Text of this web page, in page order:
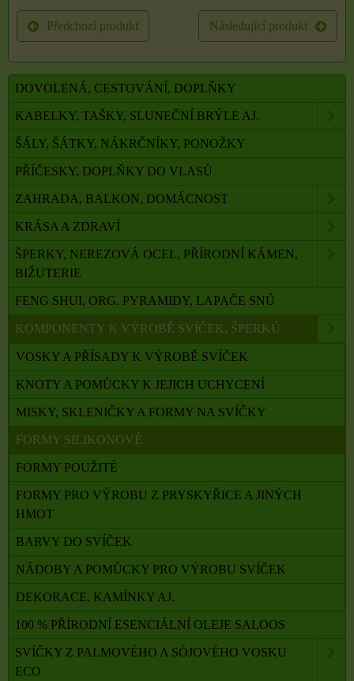
Předchozí produkt Následující produkt
DOVOLENÁ, CESTOVÁNÍ, DOPLŇKY
KABELKY, TAŠKY, SLUNEČNÍ BRÝLE AJ.
ŠÁLY, ŠÁTKY, NÁKRČNÍKY, PONOŽKY
PŘÍČESKY, DOPLŇKY DO VLASŮ
ZAHRADA, BALKON, DOMÁCNOST
KRÁSA A ZDRAVÍ
ŠPERKY, NEREZOVÁ OCEL, PŘÍRODNÍ KÁMEN,
BIŽUTERIE
FENG SHUI, ORG. PYRAMIDY, LAPAČE SNŮ
KOMPONENTY K VÝROBĚ SVÍČEK, ŠPERKŮ
VOSKY A PŘÍSADY K VÝROBĚ SVÍČEK
KNOTY A POMŮCKY K JEJICH UCHYCENÍ
MISKY, SKLENIČKY A FORMY NA SVÍČKY
FORMY SILIKONOVÉ
FORMY POUŽITÉ
FORMY PRO VÝROBU Z PRYSKYŘICE A JINÝCH
HMOT
BARVY DO SVÍČEK
NÁDOBY A POMŮCKY PRO VÝROBU SVÍČEK
DEKORACE, KAMÍNKY AJ.
100 % PŘÍRODNÍ ESENCIÁLNÍ OLEJE SALOOS
SVÍČKY Z PALMOVÉHO A SÓJOVÉHO VOSKU
ECO